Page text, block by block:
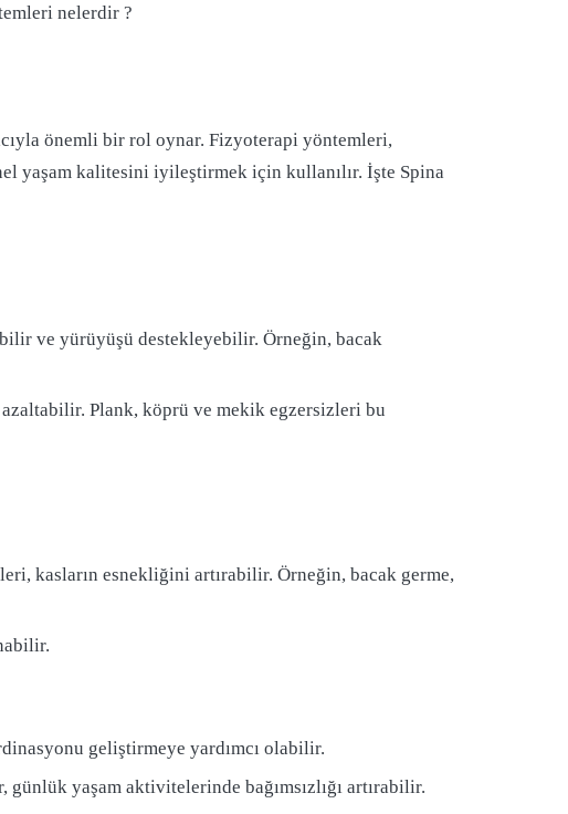
nelerdir ?
önemli bir rol oynar. Fizyoterapi yöntemleri,
yaşam kalitesini iyileştirmek için kullanılır. İşte Spina
ve yürüyüşü destekleyebilir. Örneğin, bacak
azaltabilir. Plank, köprü ve mekik egzersizleri bu
kasların esnekliğini artırabilir. Örneğin, bacak germe,
geliştirmeye yardımcı olabilir.
yaşam aktivitelerinde bağımsızlığı artırabilir.